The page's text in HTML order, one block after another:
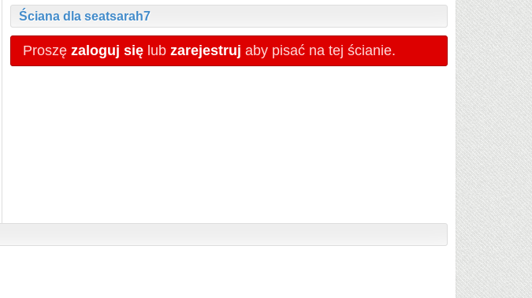
Ściana dla seatsarah7
Proszę zaloguj się lub zarejestruj aby pisać na tej ścianie.